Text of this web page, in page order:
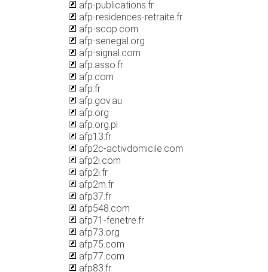
afp-publications.fr
afp-residences-retraite.fr
afp-scop.com
afp-senegal.org
afp-signal.com
afp.asso.fr
afp.com
afp.fr
afp.gov.au
afp.org
afp.org.pl
afp13.fr
afp2c-activdomicile.com
afp2i.com
afp2i.fr
afp2m.fr
afp37.fr
afp548.com
afp71-fenetre.fr
afp73.org
afp75.com
afp77.com
afp83.fr